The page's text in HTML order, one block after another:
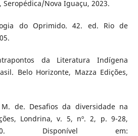
Seropédica/Nova Iguaçu, 2023.
do Oprimido. 42. ed. Rio de
da Literatura Indígena
Belo Horizonte, Mazza Edições,
M. de. Desafios da diversidade na
Londrina, v. 5, nº. 2, p. 9-28,
Disponível em: